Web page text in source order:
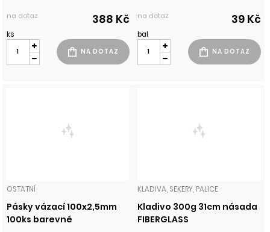
na dotaz 388 Kč
ks
na dotaz 39 Kč
bal
OSTATNÍ
Pásky vázací 100x2,5mm
100ks barevné
KLADIVA, SEKERY, PALICE
Kladivo 300g 31cm násada
FIBERGLASS